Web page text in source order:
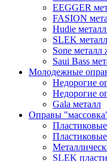
EEGGER
FASION
Hudie
SLEK металл
Sone металл
Saui Bass
Молодежные
Недорогие
Недорогие
Gala металл
Оправы
SLEK